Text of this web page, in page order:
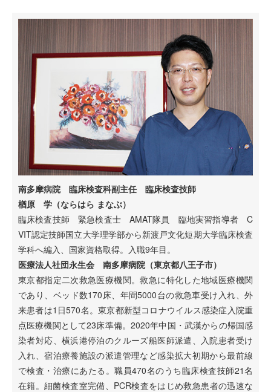
南多摩病院 臨床検査科副主任 臨床検査技師
楢原 学（ならはら まなぶ）
臨床検査技師 緊急検査士 AMAT隊員 臨地実習指導者 C
VIT認定技師国立大学理学部から新渡戸文化短期大学臨床検査
学科へ編入、国家資格取得。入職9年目。
医療法人社団永生会 南多摩病院（東京都八王子市）
東京都指定二次救急医療機関。救急に特化した地域医療機関
であり、ベッド数170床、年間5000台の救急車受け入れ、外
来患者は1日570名。東京都新型コロナウイルス感染症入院重
点医療機関として23床準備。2020年中国・武漢からの帰国感
染者対応、横浜港停泊のクルーズ船医師派遣、入院患者受け
入れ、宿泊療養施設の派遣管理など感染拡大初期から最前線
で検査・治療にあたる。職員470名のうち臨床検査技師21名
在籍。細菌検査室完備、PCR検査をはじめ救急患者の迅速な